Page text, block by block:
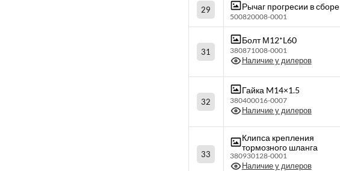
29 Рычаг прогресии в сборе
500820008-0001
31
Болт М12*L60
380871008-0001
Наличие у дилеров
32
Гайка M14×1.5
380400016-0007
Наличие у дилеров
33
Клипса крепления
тормозного шланга
380930128-0001
Наличие у дилеров